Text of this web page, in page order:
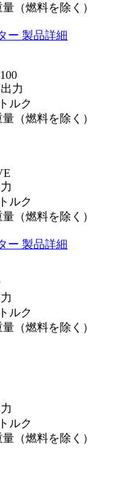
（燃料を除く）
ー 製品詳細
力
ルク
（燃料を除く）
ルク
（燃料を除く）
ー 製品詳細
ルク
（燃料を除く）
ルク
（燃料を除く）